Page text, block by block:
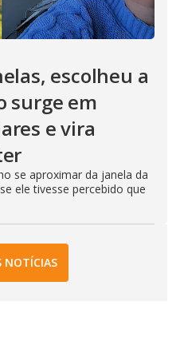
escolheu a
surge em
e vira
se aproximar da janela da
ele tivesse percebido que
NOTÍCIAS